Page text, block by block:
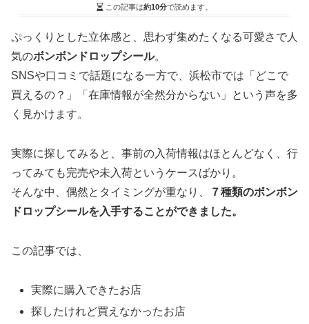
この記事は約10分で読めます。
ぷっくりとした立体感と、思わず集めたくなる可愛さで人
気のボンボンドロップシール。
SNSや口コミで話題になる一方で、浜松市では「どこで
買えるの？」「在庫情報が全然分からない」という声を多
く見かけます。
実際に探してみると、事前の入荷情報はほとんどなく、行
ってみても完売や未入荷というケースばかり。
そんな中、偶然とタイミングが重なり、
７種類のボンボン
ドロップシールを入手することができました。
この記事では、
実際に購入できたお店
探したけれど買えなかったお店